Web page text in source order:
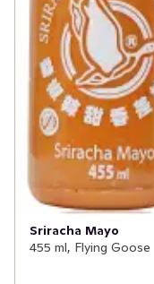
Sriracha Mayo
455 ml, Flying Goose